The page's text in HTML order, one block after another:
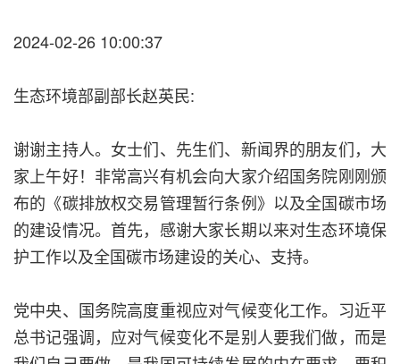
2024-02-26 10:00:37
生态环境部副部长赵英民:
谢谢主持人。女士们、先生们、新闻界的朋友们，大
家上午好！非常高兴有机会向大家介绍国务院刚刚颁
布的《碳排放权交易管理暂行条例》以及全国碳市场
的建设情况。首先，感谢大家长期以来对生态环境保
护工作以及全国碳市场建设的关心、支持。
党中央、国务院高度重视应对气候变化工作。习近平
总书记强调，应对气候变化不是别人要我们做，而是